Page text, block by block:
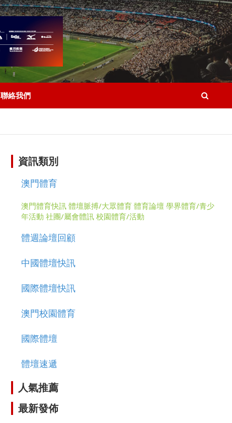
聯絡我們
資訊類別
澳門體育
澳門體育快訊 體壇脈搏/大眾體育 體育論壇 學界體育/青少
年活動 社團/屬會體訊 校園體育/活動
體週論壇回顧
中國體壇快訊
國際體壇快訊
澳門校園體育
國際體壇
體壇速遞
人氣推薦
最新發佈